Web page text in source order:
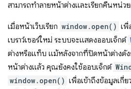
สามารถทำลายหน้าต่างและเรียกคืนหน่ว
เมื่อหน้าเว็บเรียก window.open() เพื่
เบราว์เซอร์ใหม่ ระบบจะแสดงออบเจ็กต์
ต่างหรือแท็บ แม้หลังจากที่ปิดหน้าต่างดัง
หน้าต่างแล้ว คุณยังคงใช้ออบเจ็กต์
window.open() เพื่อเข้าถึงข้อมูลเกี่